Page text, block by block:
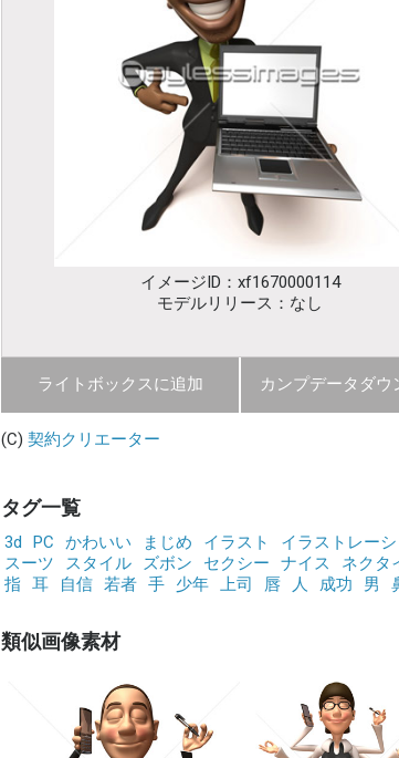
イメージID：xf1670000114
モデルリリース：なし
ライトボックスに追加 カンプデータダウ
(C) 契約クリエーター
タグ一覧
3d PC かわいい まじめ イラスト イラストレー
スーツ
スタイル ズボン セクシー ナイス ネクタ
指
耳 自信 若者 手 少年 上司 唇 人 成功 男
類似画像素材